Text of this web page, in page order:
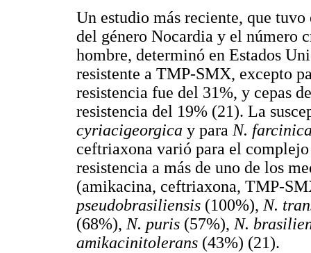
Un estudio más reciente, que
del género Nocardia y el número
hombre, determinó en Estados
resistente a TMP-SMX, excepto
resistencia fue del 31%, y cepas
resistencia del 19% (21). La
cyriacigeorgica y para N.
ceftriaxona varió para el complejo
resistencia a más de uno de los
(amikacina, ceftriaxona, TMP-
pseudobrasiliensis (100%), N.
(68%), N. puris (57%), N.
amikacinitolerans (43%) (21).